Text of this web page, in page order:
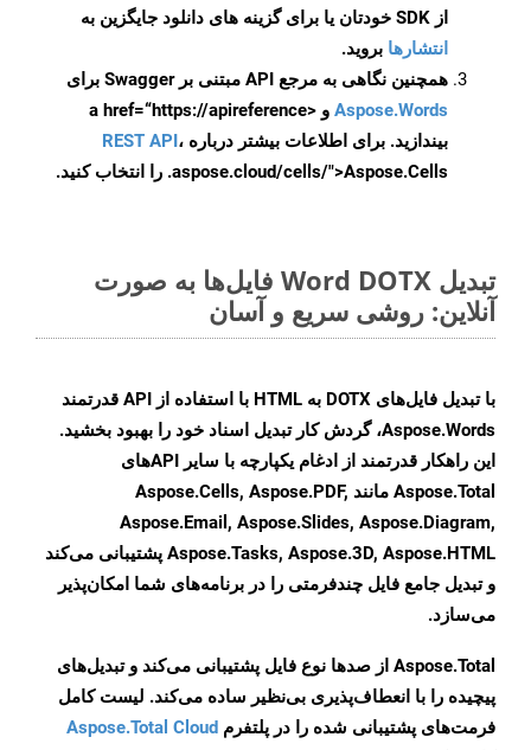
از SDK خودتان یا برای گزینه های دانلود جایگزین به
انتشارها بروید.
همچنین نگاهی به مرجع API مبتنی بر Swagger برای
Aspose.Words
و <a href=“https://apireference
بیندازید. برای اطلاعات بیشتر درباره REST API،
.aspose.cloud/cells/">Aspose.Cells را انتخاب کنید.
تبدیل Word DOTX فایل‌ها به صورت
آنلاین: روشی سریع و آسان
با تبدیل فایل‌های DOTX به HTML با استفاده از API قدرتمند
Aspose.Words، گردش کار تبدیل اسناد خود را بهبود بخشید.
این راهکار قدرتمند از ادغام یکپارچه با سایر APIهای
Aspose.Total مانند Aspose.Cells, Aspose.PDF,
Aspose.Email, Aspose.Slides, Aspose.Diagram,
Aspose.Tasks, Aspose.3D, Aspose.HTML پشتیبانی می‌کند
و تبدیل جامع فایل چندفرمتی را در برنامه‌های شما امکان‌پذیر
می‌سازد.
Aspose.Total از صدها نوع فایل پشتیبانی می‌کند و تبدیل‌های
پیچیده را با انعطاف‌پذیری بی‌نظیر ساده می‌کند. لیست کامل
فرمت‌های پشتیبانی شده را در پلتفرم Aspose.Total Cloud